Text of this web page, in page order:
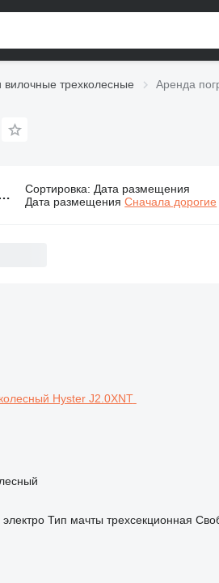
вилочные трехколесные Аренда
Сортировка: Дата размещения
Дата размещения Сначала дорогие
электро Тип мачты трехсекционная